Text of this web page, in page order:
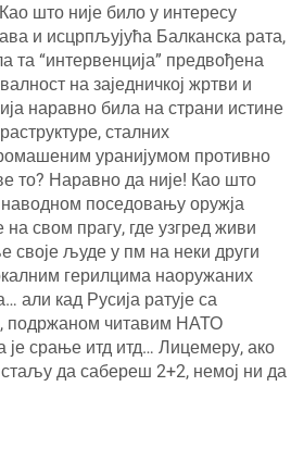
што није било у интересу
и исцрпљујућа Балканска рата,
“интервенција” предвођена
на заједничкој жртви и
наравно била на страни истине
сталних
уранијумом противно
то? Наравно да није! Као што
поседовању оружја
свом прагу, где узгред живи
своје људе у пм на неки други
герилцима наоружаних
кад Русија ратује са
подржаном читавим НАТО
је срање итд итд… Лицемеру, ако
стаљу да сабереш 2+2, немој ни да